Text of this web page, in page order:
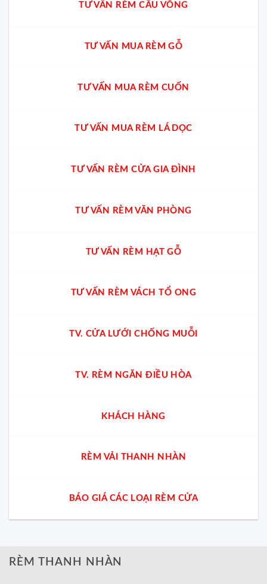
TƯ VẤN RÈM CẦU VỒNG
TƯ VẤN MUA RÈM GỖ
TƯ VẤN MUA RÈM CUỐN
TƯ VẤN MUA RÈM LÁ DỌC
TƯ VẤN RÈM CỬA GIA ĐÌNH
TƯ VẤN RÈM VĂN PHÒNG
TƯ VẤN RÈM HẠT GỖ
TƯ VẤN RÈM VÁCH TỔ ONG
TV. CỬA LƯỚI CHỐNG MUỖI
TV. RÈM NGĂN ĐIỀU HÒA
KHÁCH HÀNG
RÈM VẢI THANH NHÀN
BÁO GIÁ CÁC LOẠI RÈM CỬA
RÈM THANH NHÀN